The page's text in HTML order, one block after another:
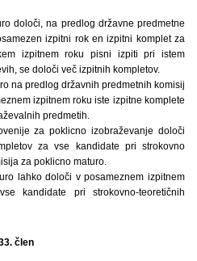
določi, na predlog državne predmetne
izpitni rok en izpitni komplet za
izpitnem roku pisni izpiti pri istem
se določi več izpitnih kompletov.
na predlog državnih predmetnih komisij
izpitnem roku iste izpitne komplete
predmetih.
za poklicno izobraževanje določi
za vse kandidate pri strokovno
za poklicno maturo.
lahko določi v posameznem izpitnem
kandidate pri strokovno-teoretičnih
člen